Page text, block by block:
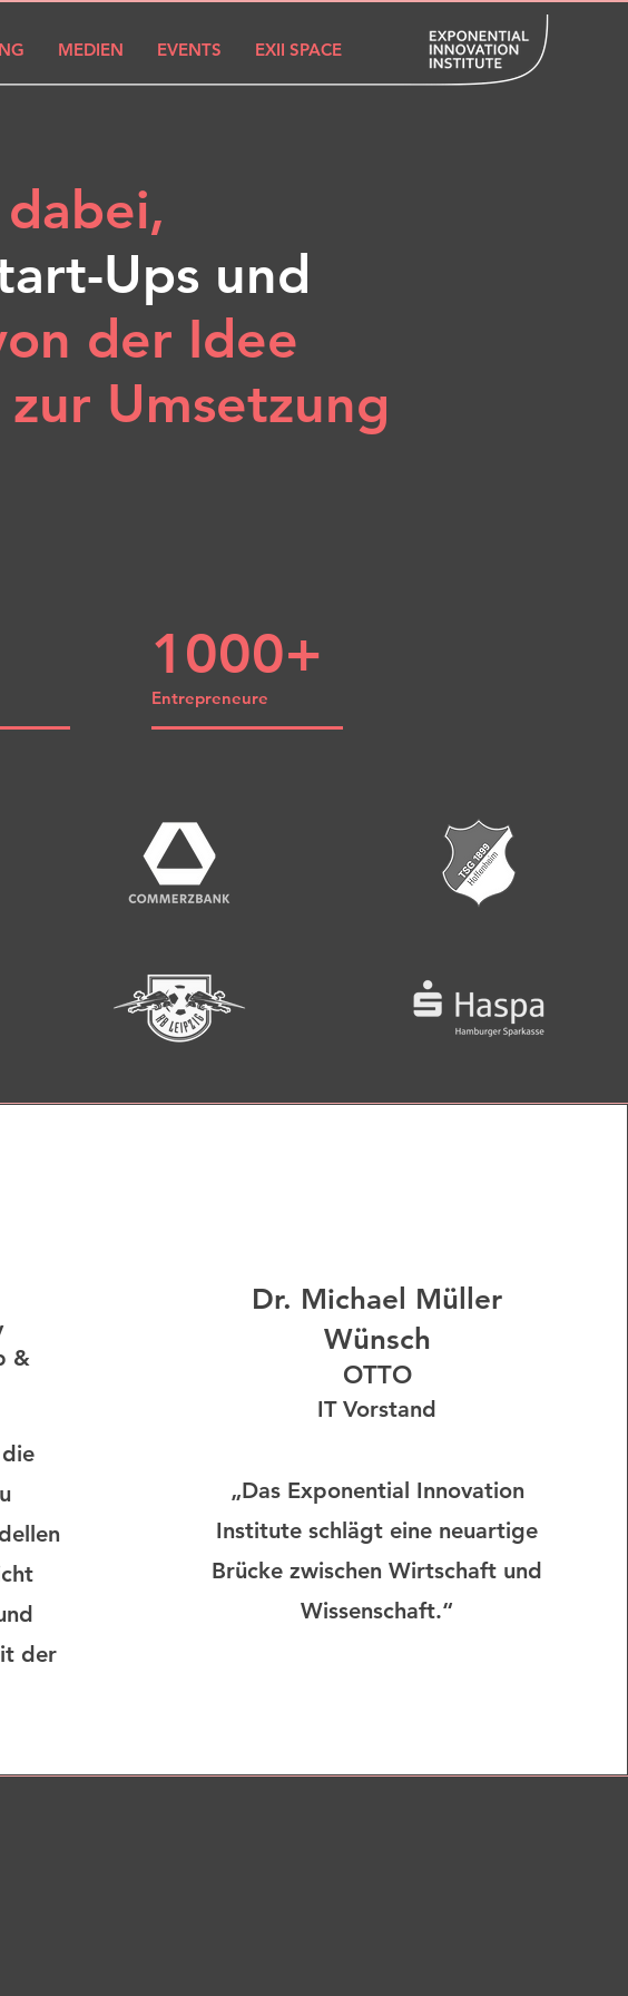
MEDIEN EVENTS EXII SPACE
dabei,
Ups und
der Idee
Umsetzung
1000+
Entrepreneure
&
der
Dr. Michael Müller
Wünsch
OTTO
IT Vorstand
„Das Exponential Innovation
Institute schlägt eine neuartige
Brücke zwischen Wirtschaft und
Wissenschaft.“​